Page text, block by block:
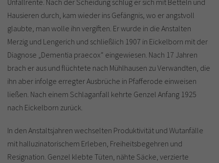
Unfallrente. Nach der Scheidung schlug er sich mit Betteln und
Hausieren durch, kam wieder ins Gefängnis, wo er angstvoll
glaubte, man wolle ihn vergiften. Er wurde in die Anstalten
Merzig und Lengerich und schließlich 1907 in Eickelborn mit der
Diagnose „Dementia praecox“ eingewiesen. Nach 17 Jahren
brach er aus und flüchtete nach Mühlhausen zu Verwandten, die
ihn aber infolge erregter Ausbrüche in Pfafferode einweisen
ließen. Nach einem Schlaganfall kehrte Genzel Anfang 1925
nach Eickelborn zurück.
In den Anstaltsjahren wechselten Produktivität und Wutanfälle
mit halluzinatorischem Erleben, Freiheitsbegehren und
Resignation. Genzel klebte Tüten, nähte Säcke, verzierte